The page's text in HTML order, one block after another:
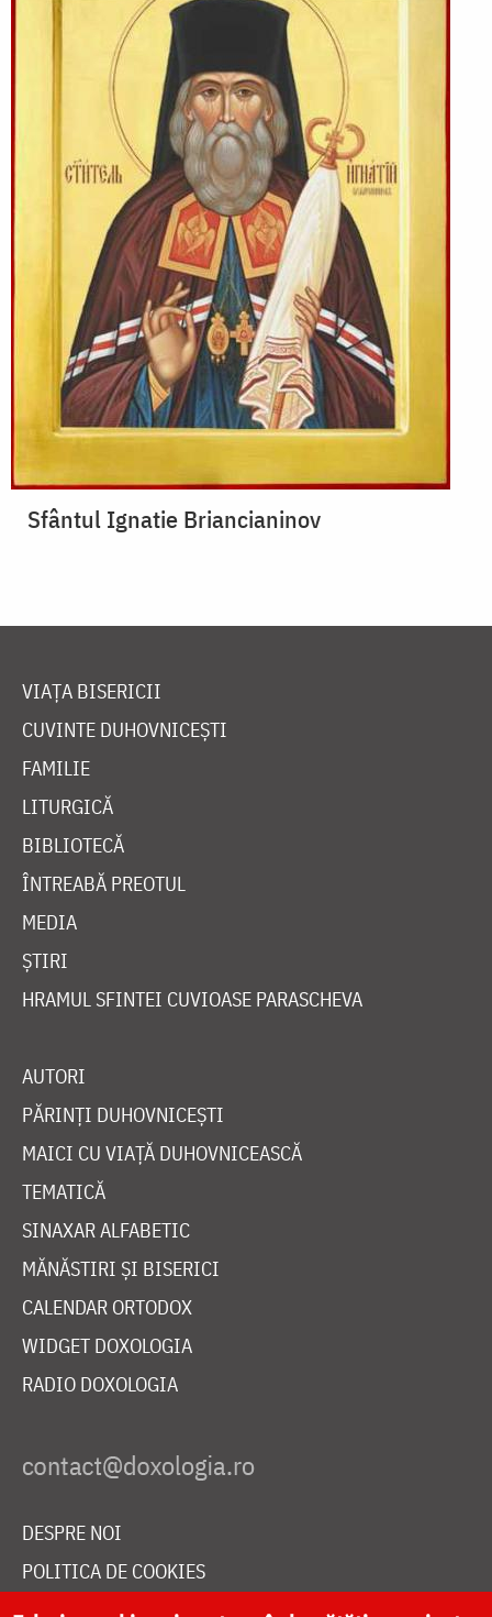
Sfântul Ignatie Briancianinov
VIAȚA BISERICII
CUVINTE DUHOVNICEȘTI
FAMILIE
LITURGICĂ
BIBLIOTECĂ
ÎNTREABĂ PREOTUL
MEDIA
ȘTIRI
HRAMUL SFINTEI CUVIOASE PARASCHEVA
AUTORI
PĂRINȚI DUHOVNICEȘTI
MAICI CU VIAȚĂ DUHOVNICEASCĂ
TEMATICĂ
SINAXAR ALFABETIC
MĂNĂSTIRI ȘI BISERICI
CALENDAR ORTODOX
WIDGET DOXOLOGIA
RADIO DOXOLOGIA
DESPRE NOI
POLITICA DE COOKIES
DONEAZĂ ONLINE PENTRU CATEDRALA NAȚIONALĂ